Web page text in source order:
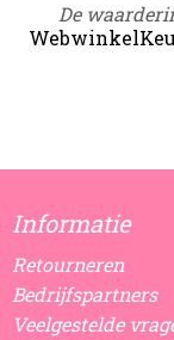
De
Informatie
Retourneren
Bedrijfspartners
Veelgestelde